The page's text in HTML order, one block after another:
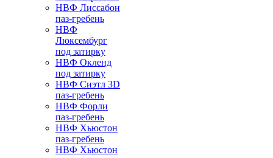
НВФ Лиссабон
паз-гребень
НВФ
Люксембург
под затирку
НВФ Окленд
под затирку
НВФ Сиэтл 3D
паз-гребень
НВФ Форли
паз-гребень
НВФ Хьюстон
паз-гребень
НВФ Хьюстон